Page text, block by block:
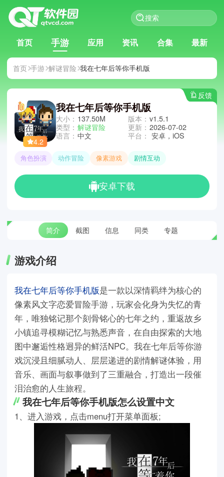
首页 手游 应用 资讯 合集 最新
首页 手游 解谜冒险 我在七年后等你手机版
反馈
4.2
我在七年后等你手机版
大小： 137.50M
类型： 解谜冒险
语言： 中文
版本： v1.5.1
更新： 2026-07-02
平台： 安卓，iOS
角色扮演 动作冒险 像素游戏 剧情互动
安卓下载
简介 截图 信息 同类 专题
游戏介绍
我在七年后等你手机版是一款以深情羁绊为核心的
像素风文字恋爱冒险手游，玩家会化身为失忆的青
年，唯独铭记那个刻骨铭心的七年之约，重返故乡
小镇追寻模糊记忆与熟悉声音，在自由探索的大地
图中邂逅性格迥异的鲜活NPC。我在七年后等你游
戏沉浸且细腻动人、层层递进的剧情解谜体验，用
音乐、画面与叙事做到了三重融合，打造出一段催
泪治愈的人生旅程。
我在七年后等你手机版怎么设置中文
1、进入游戏，点击menu打开菜单面板;